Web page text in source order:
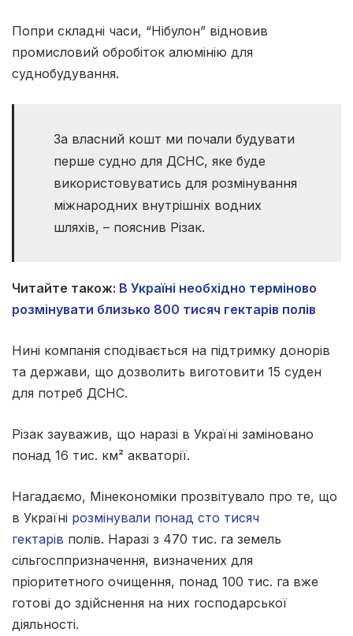
Попри складні часи, “Нібулон” відновив
промисловий обробіток алюмінію для
суднобудування.
За власний кошт ми почали будувати
перше судно для ДСНС, яке буде
використовуватись для розмінування
міжнародних внутрішніх водних
шляхів, – пояснив Різак.
Читайте також: В Україні необхідно терміново
розмінувати близько 800 тисяч гектарів полів
Нині компанія сподівається на підтримку донорів
та держави, що дозволить виготовити 15 суден
для потреб ДСНС.
Різак зауважив, що наразі в Україні заміновано
понад 16 тис. км² акваторії.
Нагадаємо, Мінекономіки прозвітувало про те, що
в Україні розмінували понад сто тисяч
гектарів полів. Наразі з 470 тис. га земель
сільгосппризначення, визначених для
пріоритетного очищення, понад 100 тис. га вже
готові до здійснення на них господарської
діяльності.